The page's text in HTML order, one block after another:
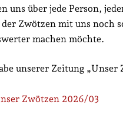
uns über jede Person,
Zwötzen mit uns noch
machen möchte.
unserer Zeitung „Unser
Zwötzen 2026/03